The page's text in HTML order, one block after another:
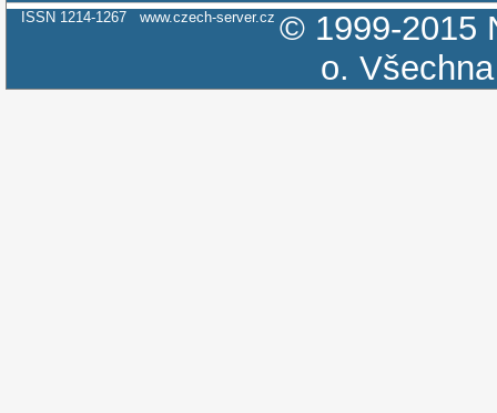
ISSN 1214-1267 www.czech-server.cz © 1999-2015
o.